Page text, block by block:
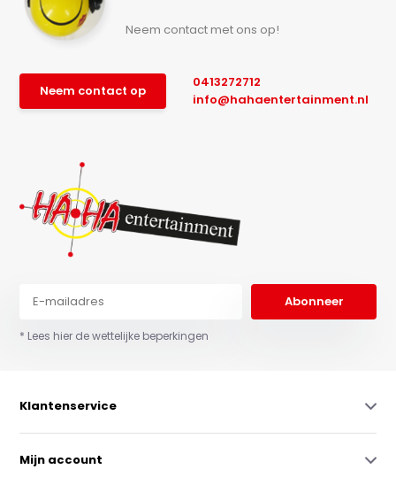
Neem contact met ons op!
Neem contact op
0413272712
info@hahaentertainment.nl
Abonneer
* Lees hier de wettelijke beperkingen
Klantenservice
Mijn account